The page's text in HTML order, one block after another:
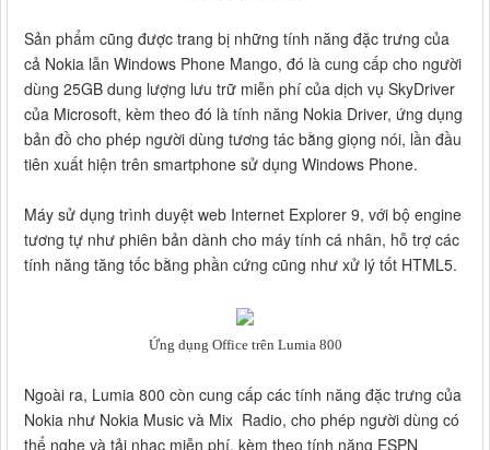
Sản phẩm cũng được trang bị những tính năng đặc trưng của
cả Nokia lẫn Windows Phone Mango, đó là cung cấp cho người
dùng 25GB dung lượng lưu trữ miễn phí của dịch vụ SkyDriver
của Microsoft, kèm theo đó là tính năng Nokia Driver, ứng dụng
bản đồ cho phép người dùng tương tác bằng giọng nói, lần đầu
tiên xuất hiện trên smartphone sử dụng Windows Phone.
Máy sử dụng trình duyệt web Internet Explorer 9, với bộ engine
tương tự như phiên bản dành cho máy tính cá nhân, hỗ trợ các
tính năng tăng tốc bằng phần cứng cũng như xử lý tốt HTML5.
Ứng dụng Office trên Lumia 800
Ngoài ra, Lumia 800 còn cung cấp các tính năng đặc trưng của
Nokia như Nokia Music và Mix Radio, cho phép người dùng có
thể nghe và tải nhạc miễn phí, kèm theo tính năng ESPN